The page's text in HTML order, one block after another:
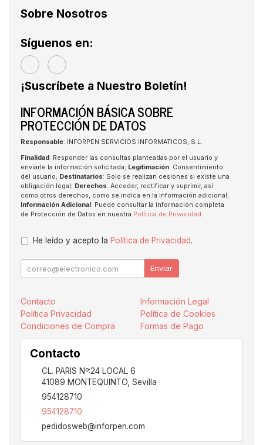
Sobre Nosotros
Síguenos en:
¡Suscríbete a Nuestro Boletín!
INFORMACIÓN BÁSICA SOBRE
PROTECCIÓN DE DATOS
Responsable: INFORPEN SERVICIOS INFORMATICOS, S.L.
Finalidad: Responder las consultas planteadas por el usuario y
enviarle la información solicitada; Legitimación: Consentimiento
del usuario; Destinatarios: Solo se realizan cesiones si existe una
obligación legal; Derechos: Acceder, rectificar y suprimir, así
como otros derechos, como se indica en la información adicional;
Información Adicional: Puede consultar la información completa
de Protección de Datos en nuestra Política de Privacidad.
He leído y acepto la Política de Privacidad.
Enviar
Contacto
Información Legal
Política Privacidad
Política de Cookies
Condiciones de Compra
Formas de Pago
Contacto
CL. PARIS Nº:24 LOCAL 6
41089 MONTEQUINTO, Sevilla
954128710
954128710
pedidosweb@inforpen.com